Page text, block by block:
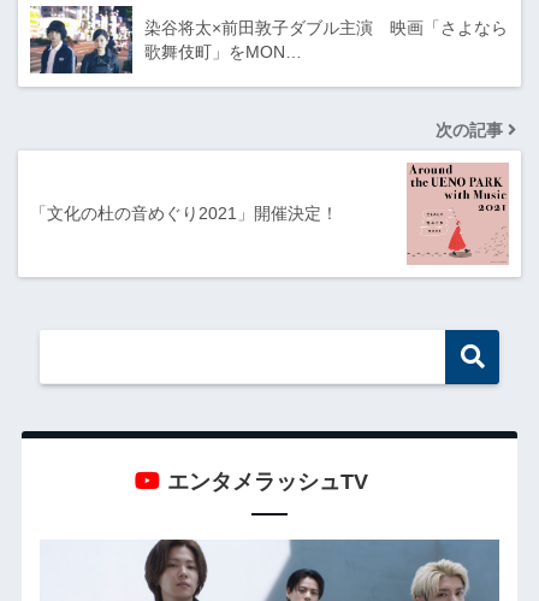
染谷将太×前田敦子ダブル主演 映画「さよなら
歌舞伎町」をMON…
次の記事
「文化の杜の音めぐり2021」開催決定！
エンタメラッシュTV